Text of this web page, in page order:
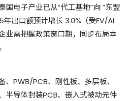
国电子产业已从“代工基地”向 “东盟
年出口额预计增长 3.0%（受EV/AI
业需把握政策窗口期，同步布局本
、PWB/PCB、刚性板、多层板、
半导体封装PCB、嵌入式被动元件